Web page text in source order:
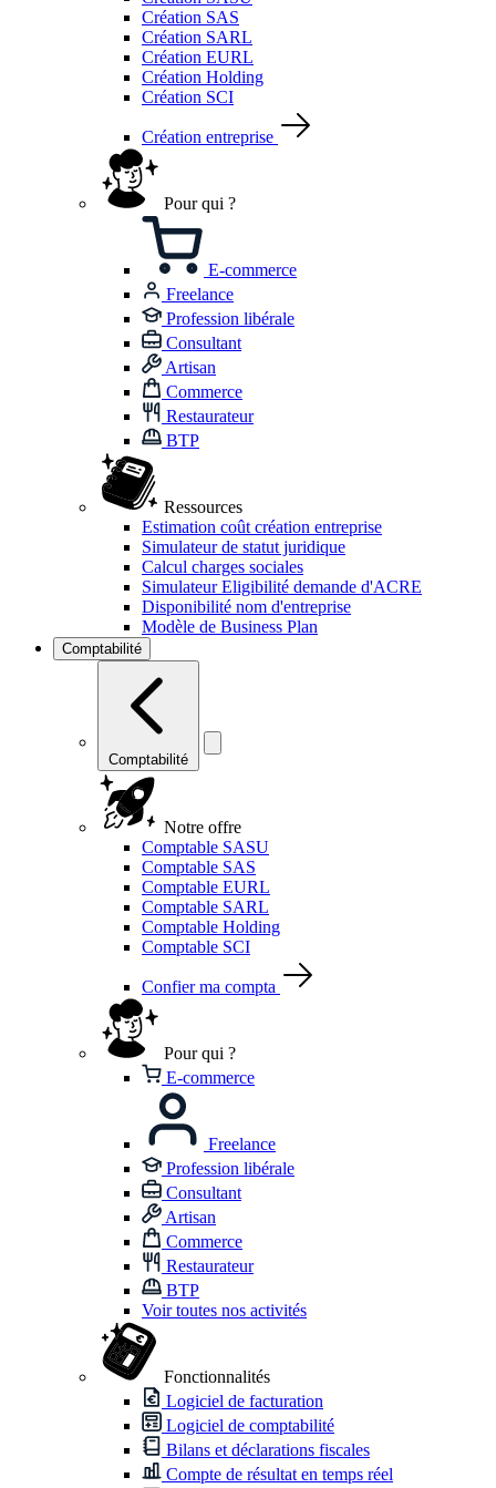
Création SAS
Création SARL
Création EURL
Création Holding
Création SCI
Création entreprise
Pour qui ?
E-commerce
Freelance
Profession libérale
Consultant
Artisan
Commerce
Restaurateur
BTP
Ressources
Estimation coût création entreprise
Simulateur de statut juridique
Calcul charges sociales
Simulateur Eligibilité demande d'ACRE
Disponibilité nom d'entreprise
Modèle de Business Plan
Comptabilité
Comptabilité
Notre offre
Comptable SASU
Comptable SAS
Comptable EURL
Comptable SARL
Comptable Holding
Comptable SCI
Confier ma compta
Pour qui ?
E-commerce
Freelance
Profession libérale
Consultant
Artisan
Commerce
Restaurateur
BTP
Voir toutes nos activités
Fonctionnalités
Logiciel de facturation
Logiciel de comptabilité
Bilans et déclarations fiscales
Compte de résultat en temps réel